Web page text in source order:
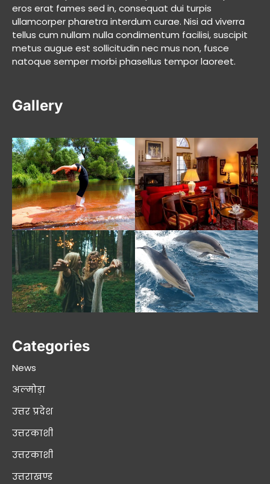
eros erat fames sed in, consequat dui turpis
ullamcorper pharetra interdum curae. Nisi ad viverra
tellus cum nullam nulla condimentum facilisi, suscipit
metus augue est sollicitudin nec mus non, fusce
natoque semper morbi phasellus tempor laoreet.
Gallery
Categories
News
अल्मोड़ा
उत्तर प्रदेश
उत्तरकाशी
उत्तरकाशी
उत्तराखण्ड